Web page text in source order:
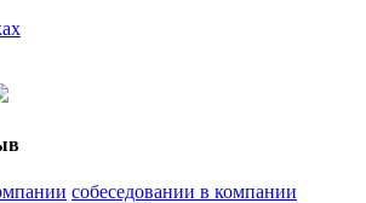
собеседовании в компании